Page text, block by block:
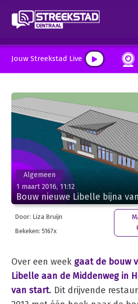
Jouw Streekstad Live
Algemeen
1 maart 2016, 11:12
Bouw nieuwe Libelle bijna
Door: Liza Bruijn
Bekeken: 5167x
Over een week gaat de bouw
Libelle aan de Middenweg in
van start. Dit drijvende